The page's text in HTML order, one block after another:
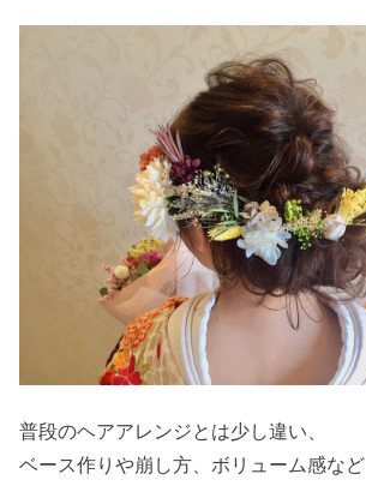
普段のヘアアレンジとは少し違い、
ベース作りや崩し方、ボリューム感など